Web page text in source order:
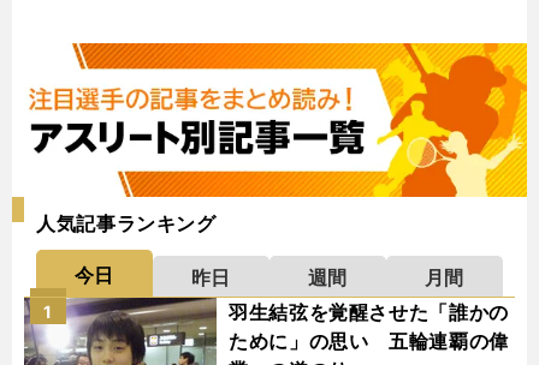
人気記事ランキング
今日 昨日 週間
月間
羽生結弦を覚醒させた「誰かの
ために」の思い 五輪連覇の偉
1